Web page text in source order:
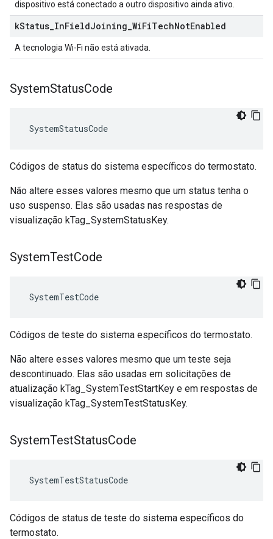
dispositivo está conectado a outro dispositivo ainda ativo.
kStatus InFieldJoining WiFiTechNotEnabled
A tecnologia Wi-Fi não está ativada.
SystemStatusCode
SystemStatusCode
Códigos de status do sistema específicos do termostato.
Não altere esses valores mesmo que um status tenha o
uso suspenso. Elas são usadas nas respostas de
visualização kTag_SystemStatusKey.
SystemTestCode
SystemTestCode
Códigos de teste do sistema específicos do termostato.
Não altere esses valores mesmo que um teste seja
descontinuado. Elas são usadas em solicitações de
atualização kTag_SystemTestStartKey e em respostas de
visualização kTag_SystemTestStatusKey.
SystemTestStatusCode
SystemTestStatusCode
Códigos de status de teste do sistema específicos do
termostato.